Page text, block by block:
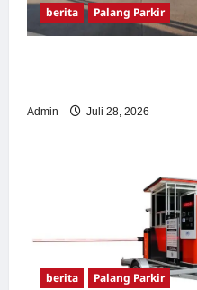
berita Palang Parkir
Admin Juli 28, 2026
berita Palang Parkir